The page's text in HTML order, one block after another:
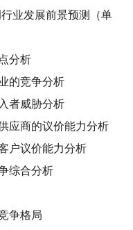
业发展前景预测（单
分析
的竞争分析
者威胁分析
应商的议价能力分析
户议价能力分析
综合分析
争格局